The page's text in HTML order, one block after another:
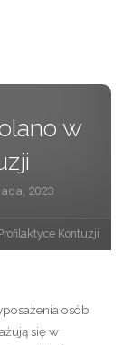
w
2023
Kontuzji
osób
się w